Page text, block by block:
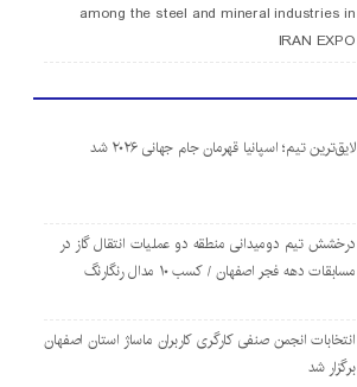
among the steel and mineral industries in
IRAN EXPO
لایق‌ترین تیم؛ اسپانیا قهرمان جام جهانی ۲۰۲۶ شد
درخشش تیم دومیدانی منطقه دو عملیات انتقال گاز در
مسابقات دهه فجر اصفهان / کسب ۱۰ مدال رنگارنگ
انتخابات انجمن صنفی کارگری کاربران ماساژ استان اصفهان
برگزار شد